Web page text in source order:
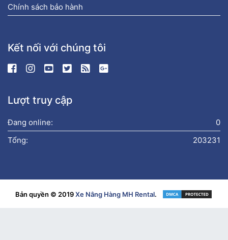
Chính sách bảo hành
Kết nối với chúng tôi
Lượt truy cập
0
Đang online:
203231
Tổng:
Bản quyền © 2019Xe Nâng Hàng MH Rental.